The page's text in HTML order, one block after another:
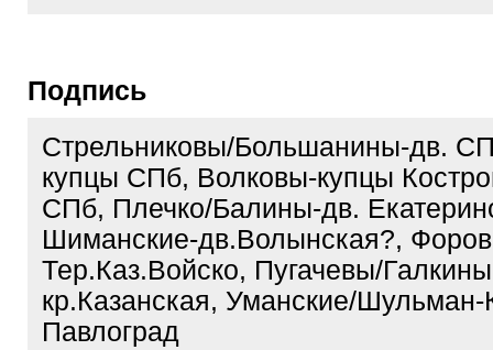
Подпись
Стрельниковы/Большанины-дв.
купцы СПб, Волковы-купцы
СПб, Плечко/Балины-дв.
Шиманские-дв.Волынская?,
Тер.Каз.Войско, Пугачевы/
кр.Казанская, Уманские/Шульман-
Павлоград